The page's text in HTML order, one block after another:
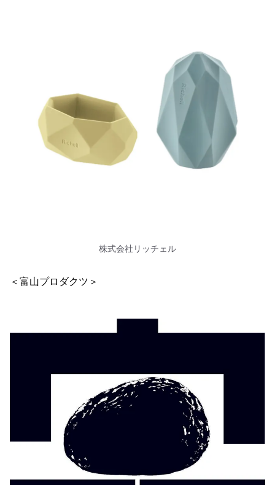
株式会社リッチェル
＜富山プロダクツ＞